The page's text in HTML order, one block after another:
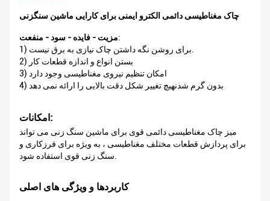
چاک مغناطیسی دائمی الکترو ایمنی برای کارایی ماشین سنگزنی
مزیت - فایده - سود - منفعت:
1) برای روشن نگه داشتن چاک نیازی به برق نیست.
2) بستن انواع و اندازه قطعات کار
3) امکان تنظیم نیروی مغناطیسی وجود دارد
4) بدون گرم شدنهیچ تغییر شکل دقت بالایی را ارائه نمی دهد
امکانات:
میز چاک مغناطیسی دائمی قوی برای ماشین سنگ زنی می تواند
برای پردازش قطعات مختلف مغناطیسی ، به ویژه برای فرزکاری و
سنگ زنی قوی استفاده شود.
کاربردها و ویژگی های اصلی